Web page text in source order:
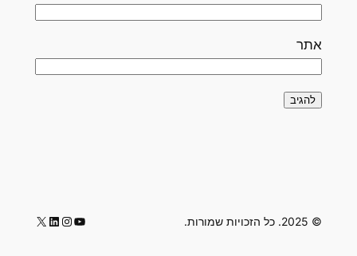
אתר
© 2025. כל הזכויות שמורות. YouTube
Instagram
LinkedIn
X